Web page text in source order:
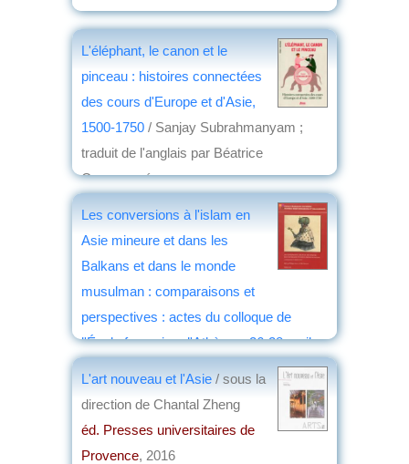
L'éléphant, le canon et le
pinceau : histoires connectées
des cours d'Europe et d'Asie,
1500-1750 / Sanjay Subrahmanyam ;
traduit de l'anglais par Béatrice
Commengé
Les conversions à l'islam en
Asie mineure et dans les
Balkans et dans le monde
musulman : comparaisons et
perspectives : actes du colloque de
l'École française d'Athènes, 26-28 avril
/ Philippe Gelez et Gilles Grivaud
, 2016
L'art nouveau et l'Asie / sous la
direction de Chantal Zheng
éd. Presses universitaires de
Provence, 2016